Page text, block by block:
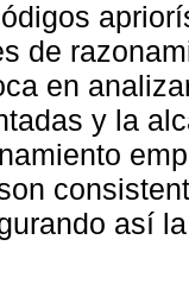
de
en
y la
así